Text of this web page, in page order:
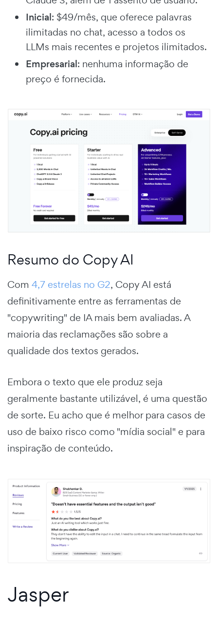
Inicial: $49/mês, que oferece palavras
ilimitadas no chat, acesso a todos os
LLMs mais recentes e projetos ilimitados.
Empresarial: nenhuma informação de
preço é fornecida.
Resumo do Copy AI
Com 4,7 estrelas no G2, Copy AI está
definitivamente entre as ferramentas de
"copywriting" de IA mais bem avaliadas. A
maioria das reclamações são sobre a
qualidade dos textos gerados.
Embora o texto que ele produz seja
geralmente bastante utilizável, é uma questão
de sorte. Eu acho que é melhor para casos de
uso de baixo risco como "mídia social" e para
inspiração de conteúdo.
Jasper